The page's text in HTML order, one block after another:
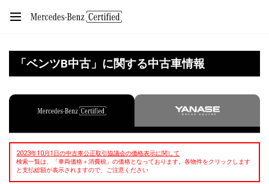
「ベンツB中古」に関する中古車情報
2023年10月1日の中古車公正取引協議会の価格表示に関して
検索一覧は、「車両価格＋消費税」の価格となっております。各物件をクリックします
と支払総額が表示されますので、ご注意ください